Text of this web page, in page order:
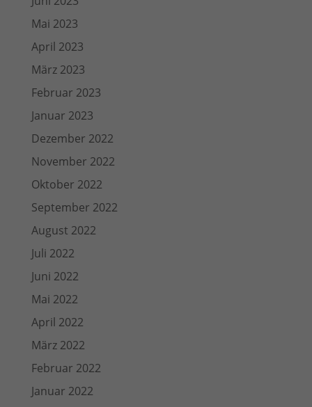
Mai 2023
April 2023
März 2023
Februar 2023
Januar 2023
Dezember 2022
November 2022
Oktober 2022
September 2022
August 2022
Juli 2022
Juni 2022
Mai 2022
April 2022
März 2022
Februar 2022
Januar 2022